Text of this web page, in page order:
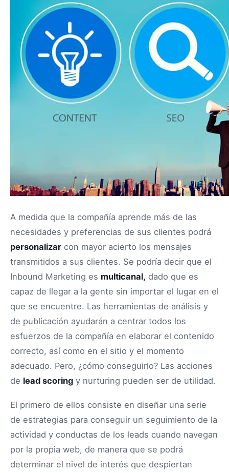
A medida que la compañía aprende más de las
necesidades y preferencias de sus clientes podrá
personalizar con mayor acierto los mensajes
transmitidos a sus clientes. Se podría decir que el
Inbound Marketing es multicanal, dado que es
capaz de llegar a la gente sin importar el lugar en el
que se encuentre. Las herramientas de análisis y
de publicación ayudarán a centrar todos los
esfuerzos de la compañía en elaborar el contenido
correcto, así como en el sitio y el momento
adecuado. Pero, ¿cómo conseguirlo? Las acciones
de lead scoring y nurturing pueden ser de utilidad.
El primero de ellos consiste en diseñar una serie
de estrategias para conseguir un seguimiento de la
actividad y conductas de los leads cuando navegan
por la propia web, de manera que se podrá
determinar el nivel de interés que despiertan